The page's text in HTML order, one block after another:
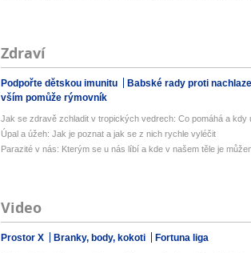
Zdraví
Podpořte dětskou imunitu
Babské rady proti
vším pomůže rýmovník
Jak se zdravě zchladit v tropických vedrech: Co pomáhá a kdy
Úpal a úžeh: Jak je poznat a jak se z nich rychle vyléčit
Parazité v nás: Kterým se u nás líbí a kde v našem těle je
Video
Prostor X Branky, body, kokoti Fortuna liga